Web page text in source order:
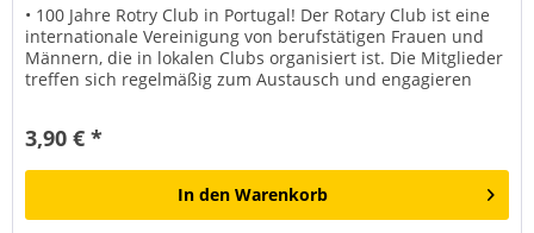
• 100 Jahre Rotry Club in Portugal! Der Rotary Club ist eine
internationale Vereinigung von berufstätigen Frauen und
Männern, die in lokalen Clubs organisiert ist. Die Mitglieder
treffen sich regelmäßig zum Austausch und engagieren
3,90 € *
In den Warenkorb